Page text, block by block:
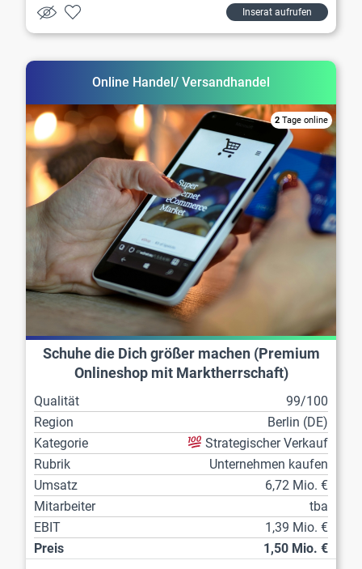
Inserat aufrufen
Online Handel/ Versandhandel
2 Tage online
Schuhe die Dich größer machen (Premium
Onlineshop mit Marktherrschaft)
Qualität
99/100
Region
Berlin (DE)
Kategorie
Strategischer Verkauf
Rubrik
Unternehmen kaufen
Umsatz
6,72 Mio. €
Mitarbeiter
tba
EBIT
1,39 Mio. €
Preis
1,50 Mio. €